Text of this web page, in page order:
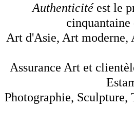
Authenticitéest le
cinquantaine
Art d'Asie, Art moderne,
Assurance Art et
Photographie, Sculpture,